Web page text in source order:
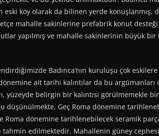
köy olarak da bilinen yerde konuşlanmış,
mahalle sakinlerine prefabrik konut desteği
yapılmış ve mahalle sakinlerinin büyük bir
Badınca’nın kuruluşu çok
ait tarihi kalıntılar da bu argümanları
yüzeyde belirgin bir kalıntısı görülmemekle
düşünülmekte, Geç Roma dönemine
Roma dönemine tarihlenebilecek seramik
edilmektedir. Mahallenin güney